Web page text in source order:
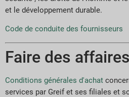
et le développement durable.
Code de conduite des fournisseurs
Faire des
Conditions générales d'achat
services par Greif et ses filiales et